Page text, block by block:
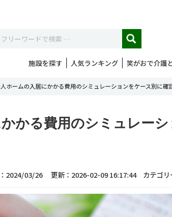
施設を探す 人気ランキング 笑がおで介護
ホームの入居にかかる費用のシミュレーションをケース別に確
かる費用のシミュレー
2024/03/26 更新：2026-02-09 16:17:44 カテゴリ